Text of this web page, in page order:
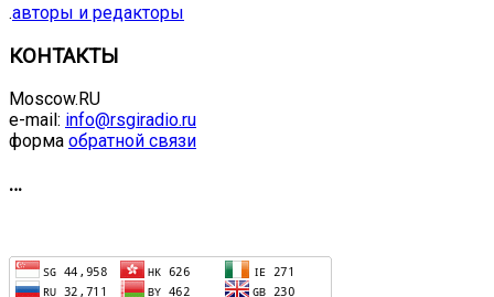
.авторы и редакторы
КОНТАКТЫ
Moscow.RU
e-mail: info@rsgiradio.ru
форма обратной связи
…